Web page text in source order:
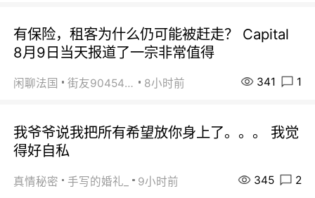
有保险，租客为什么仍可能被赶走？ Capital
8月9日当天报道了一宗非常值得
闲聊法国 街友90454511 8小时前 341 1
我爷爷说我把所有希望放你身上了。。。 我觉
得好自私
真情秘密 手写的婚礼_ 9小时前 345 2